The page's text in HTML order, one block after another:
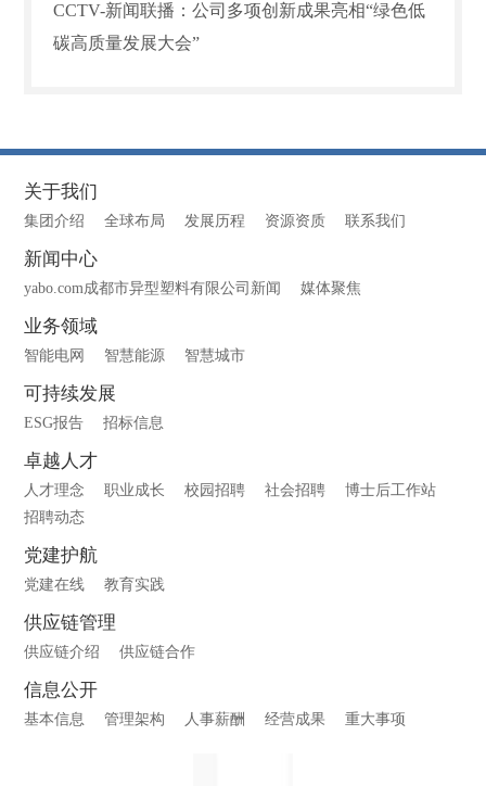
CCTV-新闻联播：公司多项创新成果亮相“绿色低
碳高质量发展大会”
关于我们
集团介绍 全球布局 发展历程 资源资质 联系我们
新闻中心
yabo.com成都市异型塑料有限公司新闻 媒体聚焦
业务领域
智能电网 智慧能源 智慧城市
可持续发展
ESG报告 招标信息
卓越人才
人才理念 职业成长 校园招聘 社会招聘
博士后工作站
招聘动态
党建护航
党建在线 教育实践
供应链管理
供应链介绍 供应链合作
信息公开
基本信息 管理架构 人事薪酬 经营成果 重大事项